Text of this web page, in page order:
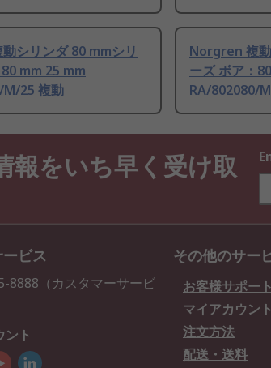
シリンダ 80 mmシリ
mm 25 mm
M/25 複動
Norgren 複
ーズ ボア：
RA/802080/
報をいち早く受け取
ビス
8888（カスタマーサービ
ント
その他のサー
お客様サポート
マイアカウン
注文方法
配送・送料